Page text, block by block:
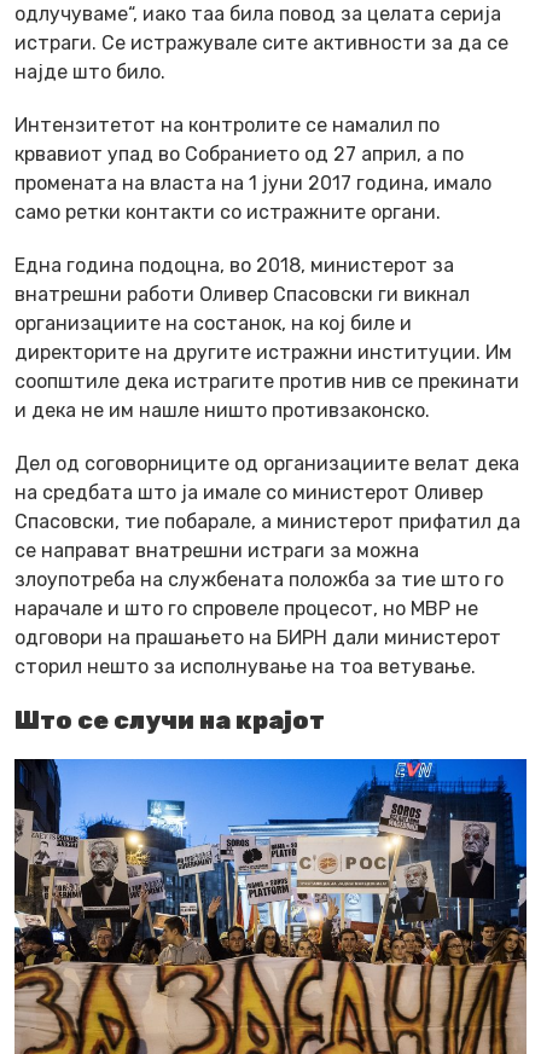
одлучуваме“, иако таа била повод за целата серија
истраги. Се истражувале сите активности за да се
најде што било.
Интензитетот на контролите се намалил по
крвавиот упад во Собранието од 27 април, а по
промената на власта на 1 јуни 2017 година, имало
само ретки контакти со истражните органи.
Една година подоцна, во 2018, министерот за
внатрешни работи Оливер Спасовски ги викнал
организациите на состанок, на кој биле и
директорите на другите истражни институции. Им
соопштиле дека истрагите против нив се прекинати
и дека не им нашле ништо противзаконско.
Дел од соговорниците од организациите велат дека
на средбата што ја имале со министерот Оливер
Спасовски, тие побарале, а министерот прифатил да
се направат внатрешни истраги за можна
злоупотреба на службената положба за тие што го
нарачале и што го спровеле процесот, но МВР не
одговори на прашањето на БИРН дали министерот
сторил нешто за исполнување на тоа ветување.
Што се случи на крајот